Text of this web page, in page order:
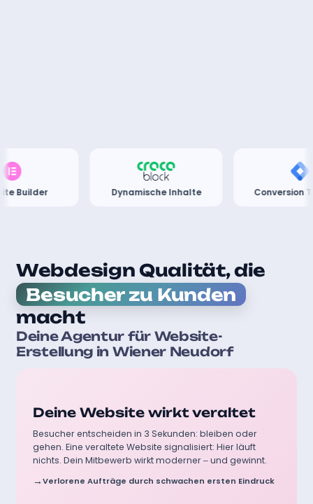
Dynamische Inhalte Conversion
Webdesign Qualität, die
Besucher zu Kunden
macht
Deine Agentur für Website-
Erstellung in Wiener Neudorf
Ohne professionelle Betreuung:
Deine Website wirkt veraltet
Besucher entscheiden in 3 Sekunden: bleiben oder
gehen. Eine veraltete Website signalisiert: Hier läuft
nichts. Dein Mitbewerb wirkt moderner – und gewinnt.
Verlorene Aufträge durch schwachen ersten Eindruck